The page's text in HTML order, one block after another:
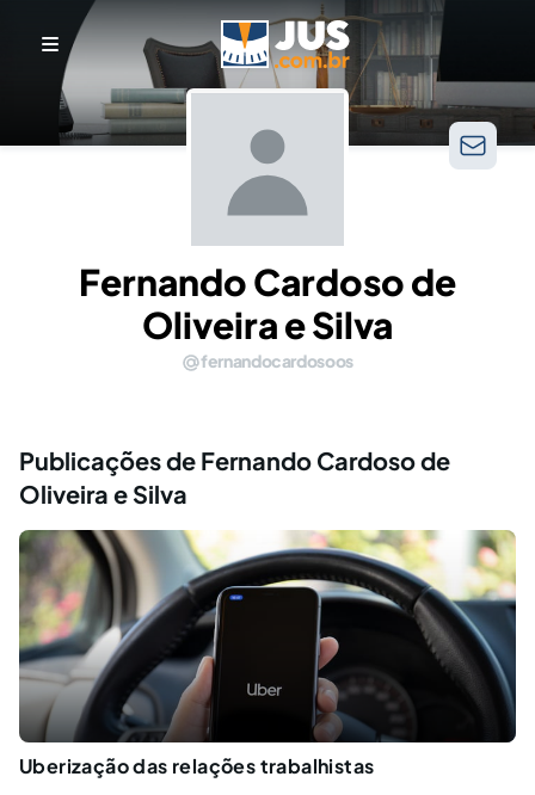
Fernando Cardoso de
Oliveira e Silva
fernandocardosoos
Publicações de Fernando Cardoso de
Oliveira e Silva
Uberização das relações trabalhistas